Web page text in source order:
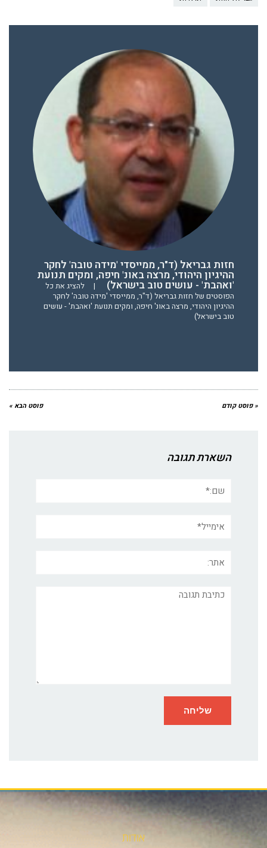
חזות גבריאל (ד"ר, ממייסדי 'מידה טובה' לחקר
ההיגיון היהודי, מרצה באונ' חיפה, ומקים תנועת
'ואהבת' - עושים טוב בישראל) |
להציג את כל
הפוסטים של חזות גבריאל (ד"ר, ממייסדי 'מידה טובה' לחקר
ההיגיון היהודי, מרצה באונ' חיפה, ומקים תנועת 'ואהבת' - עושים
טוב בישראל)
« פוסט קודם פוסט הבא »
השארת תגובה
תגובה
אודות